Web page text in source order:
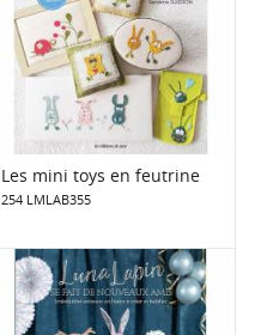
Les mini toys en feutrine
254 LMLAB355